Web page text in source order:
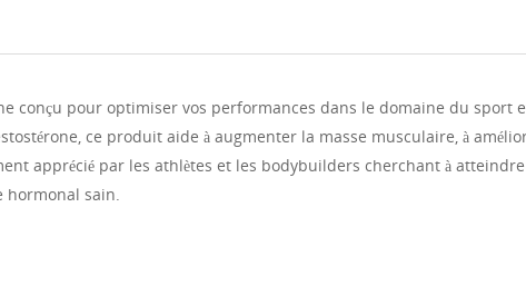
conçu pour optimiser vos performances dans le domaine du sport
ce produit aide à augmenter la masse musculaire, à
apprécié par les athlètes et les bodybuilders cherchant à
hormonal sain.